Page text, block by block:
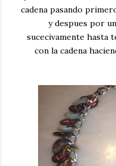
cadena pasando
y despues por
sucecivamente hasta
con la cadena